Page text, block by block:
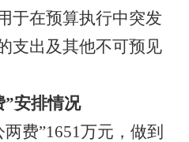
于在预算执行中突发
支出及其他不可预见
”安排情况
两费”1651万元 ，做到